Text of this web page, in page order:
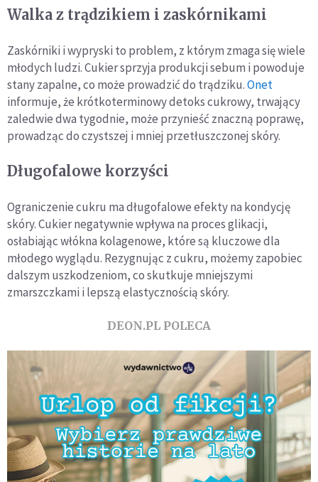
Walka z trądzikiem i zaskórnikami
Zaskórniki i wypryski to problem, z którym zmaga się wiele
młodych ludzi. Cukier sprzyja produkcji sebum i powoduje
stany zapalne, co może prowadzić do trądziku.Onet
informuje, że krótkoterminowy detoks cukrowy, trwający
zaledwie dwa tygodnie, może przynieść znaczną poprawę,
prowadząc do czystszej i mniej przetłuszczonej skóry.
Długofalowe korzyści
Ograniczenie cukru ma długofalowe efekty na kondycję
skóry. Cukier negatywnie wpływa na proces glikacji,
osłabiając włókna kolagenowe, które są kluczowe dla
młodego wyglądu. Rezygnując z cukru, możemy zapobiec
dalszym uszkodzeniom, co skutkuje mniejszymi
zmarszczkami i lepszą elastycznością skóry.
DEON.PL POLECA